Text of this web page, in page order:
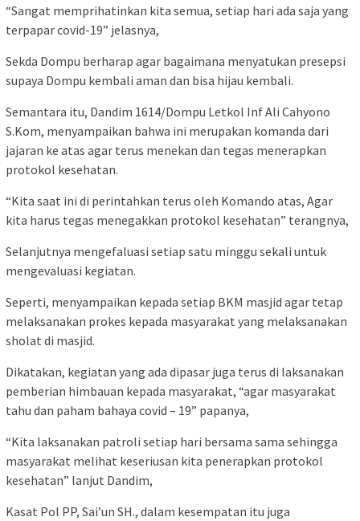
“Sangat memprihatinkan kita semua, setiap hari ada saja yang
terpapar covid-19” jelasnya,
Sekda Dompu berharap agar bagaimana menyatukan presepsi
supaya Dompu kembali aman dan bisa hijau kembali.
Semantara itu, Dandim 1614/Dompu Letkol Inf Ali Cahyono
S.Kom, menyampaikan bahwa ini merupakan komanda dari
jajaran ke atas agar terus menekan dan tegas menerapkan
protokol kesehatan.
“Kita saat ini di perintahkan terus oleh Komando atas, Agar
kita harus tegas menegakkan protokol kesehatan” terangnya,
Selanjutnya mengefaluasi setiap satu minggu sekali untuk
mengevaluasi kegiatan.
Seperti, menyampaikan kepada setiap BKM masjid agar tetap
melaksanakan prokes kepada masyarakat yang melaksanakan
sholat di masjid.
Dikatakan, kegiatan yang ada dipasar juga terus di laksanakan
pemberian himbauan kepada masyarakat, “agar masyarakat
tahu dan paham bahaya covid – 19” papanya,
“Kita laksanakan patroli setiap hari bersama sama sehingga
masyarakat melihat keseriusan kita penerapkan protokol
kesehatan” lanjut Dandim,
Kasat Pol PP, Sai’un SH., dalam kesempatan itu juga